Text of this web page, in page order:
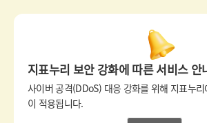
지표누리 보안 강화에 따른 서비스 안
사이버 공격(DDoS) 대응 강화를 위해 지표누
이 적용됩니다.